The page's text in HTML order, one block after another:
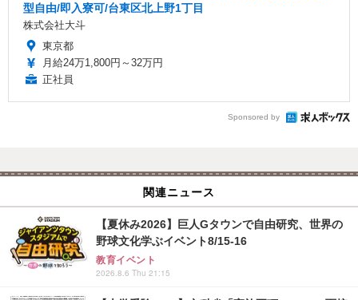
型自由/即入寮可/台東区北上野1丁目
株式会社大斗
東京都
月給24万1,800円～32万円
正社員
Sponsored by
関連ニュース
【夏休み2026】巨人Gタウンで自由研究、世界の
野球文化学ぶイベント8/15-16
教育イベント
2026.8.6 Thu 21:15